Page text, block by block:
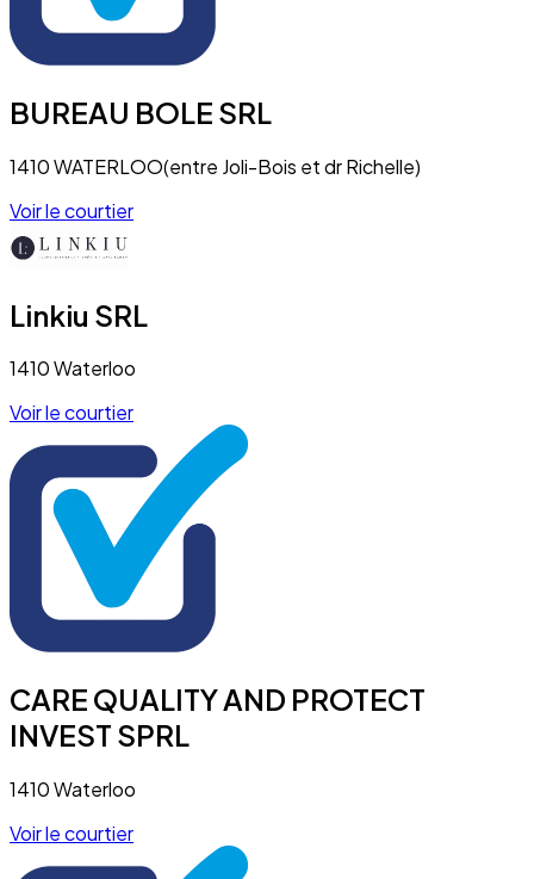
BUREAU BOLE SRL
1410 WATERLOO(entre Joli-Bois et dr Richelle)
Voir le courtier
Linkiu SRL
1410 Waterloo
Voir le courtier
CARE QUALITY AND PROTECT
INVEST SPRL
1410 Waterloo
Voir le courtier